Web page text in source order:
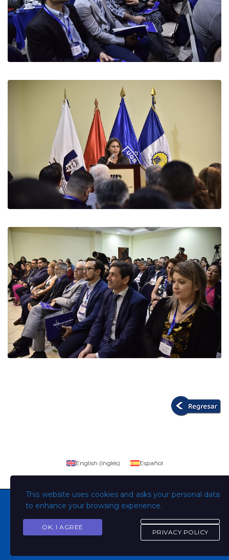
Copyright © Todos los derechos son de la Universidad
This website uses cookies and asks your personal data
to enhance your browsing experience.
OK, I AGREE
PRIVACY POLICY
English (Inglés) Español